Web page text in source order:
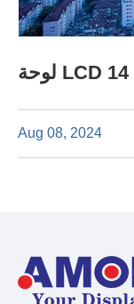
Aug 08, 2024